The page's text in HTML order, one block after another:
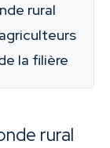
rural
la filière
rural